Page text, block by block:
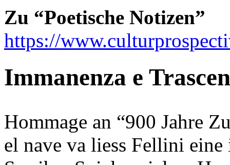
Zu “Poetische Notizen”
https://
Immanenza e
Hommage an “900 Jahre
el nave va liess Fellini